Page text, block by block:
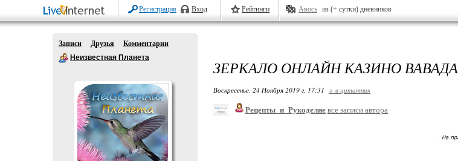
Регистрация Вход Рейтинги Авось из (+ сутки) дневников
Записи Друзья
Комментарии
Неизвестная Планета
ЗЕРКАЛО ОНЛАЙН КАЗИНО ВАВАДА
Воскресенье, 24 Ноября 2019 г. 17:31 + в цитатник
Рецепты_и_Рукоделие все записи автора